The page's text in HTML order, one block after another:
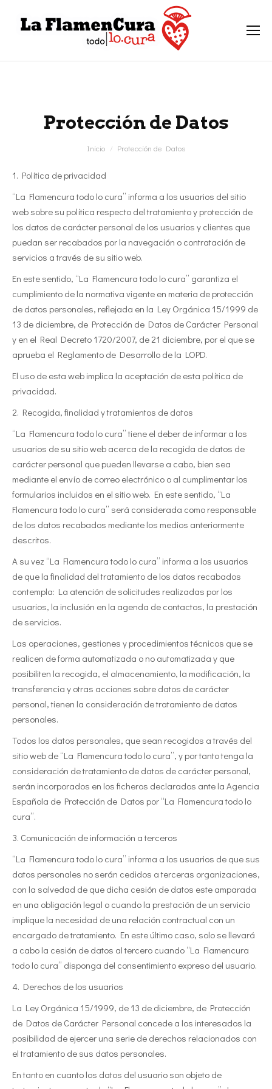
Protección de Datos
Inicio Protección de Datos
1. Política de privacidad
“La Flamencura todo lo cura” informa a los usuarios del sitio
web sobre su política respecto del tratamiento y protección de
los datos de carácter personal de los usuarios y clientes que
puedan ser recabados por la navegación o contratación de
servicios a través de su sitio web.
En este sentido, “La Flamencura todo lo cura” garantiza el
cumplimiento de la normativa vigente en materia de protección
de datos personales, reflejada en la Ley Orgánica 15/1999 de
13 de diciembre, de Protección de Datos de Carácter Personal
y en el Real Decreto 1720/2007, de 21 diciembre, por el que se
aprueba el Reglamento de Desarrollo de la LOPD.
El uso de esta web implica la aceptación de esta política de
privacidad.
2. Recogida, finalidad y tratamientos de datos
“La Flamencura todo lo cura” tiene el deber de informar a los
usuarios de su sitio web acerca de la recogida de datos de
carácter personal que pueden llevarse a cabo, bien sea
mediante el envío de correo electrónico o al cumplimentar los
formularios incluidos en el sitio web. En este sentido, “La
Flamencura todo lo cura” será considerada como responsable
de los datos recabados mediante los medios anteriormente
descritos.
A su vez “La Flamencura todo lo cura” informa a los usuarios
de que la finalidad del tratamiento de los datos recabados
contempla: La atención de solicitudes realizadas por los
usuarios, la inclusión en la agenda de contactos, la prestación
de servicios.
Las operaciones, gestiones y procedimientos técnicos que se
realicen de forma automatizada o no automatizada y que
posibiliten la recogida, el almacenamiento, la modificación, la
transferencia y otras acciones sobre datos de carácter
personal, tienen la consideración de tratamiento de datos
personales.
Todos los datos personales, que sean recogidos a través del
sitio web de “La Flamencura todo lo cura”, y por tanto tenga la
consideración de tratamiento de datos de carácter personal,
serán incorporados en los ficheros declarados ante la Agencia
Española de Protección de Datos por “La Flamencura todo lo
cura”.
3. Comunicación de información a terceros
“La Flamencura todo lo cura” informa a los usuarios de que sus
datos personales no serán cedidos a terceras organizaciones,
con la salvedad de que dicha cesión de datos este amparada
en una obligación legal o cuando la prestación de un servicio
implique la necesidad de una relación contractual con un
encargado de tratamiento. En este último caso, solo se llevará
a cabo la cesión de datos al tercero cuando “La Flamencura
todo lo cura” disponga del consentimiento expreso del usuario.
4. Derechos de los usuarios
La Ley Orgánica 15/1999, de 13 de diciembre, de Protección
de Datos de Carácter Personal concede a los interesados la
posibilidad de ejercer una serie de derechos relacionados con
el tratamiento de sus datos personales.
En tanto en cuanto los datos del usuario son objeto de